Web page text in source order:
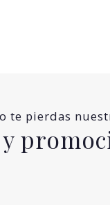
te pierdas